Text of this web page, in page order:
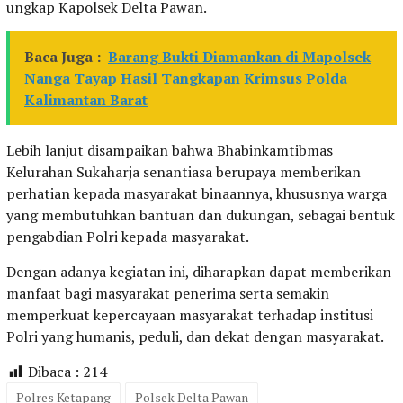
ungkap Kapolsek Delta Pawan.
Baca Juga : Barang Bukti Diamankan di Mapolsek
Nanga Tayap Hasil Tangkapan Krimsus Polda
Kalimantan Barat
Lebih lanjut disampaikan bahwa Bhabinkamtibmas
Kelurahan Sukaharja senantiasa berupaya memberikan
perhatian kepada masyarakat binaannya, khususnya warga
yang membutuhkan bantuan dan dukungan, sebagai bentuk
pengabdian Polri kepada masyarakat.
Dengan adanya kegiatan ini, diharapkan dapat memberikan
manfaat bagi masyarakat penerima serta semakin
memperkuat kepercayaan masyarakat terhadap institusi
Polri yang humanis, peduli, dan dekat dengan masyarakat.
Dibaca : 214
Polres Ketapang Polsek Delta Pawan